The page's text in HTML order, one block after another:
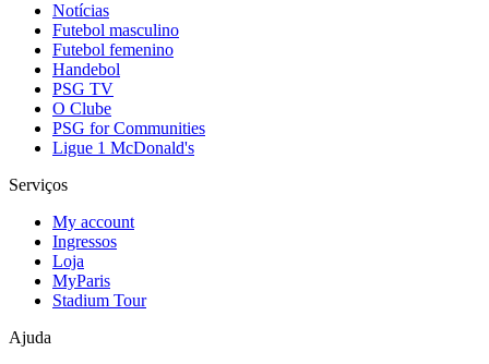
Notícias
Futebol masculino
Futebol femenino
Handebol
PSG TV
O Clube
PSG for Communities
Ligue 1 McDonald's
Serviços
My account
Ingressos
Loja
MyParis
Stadium Tour
Ajuda